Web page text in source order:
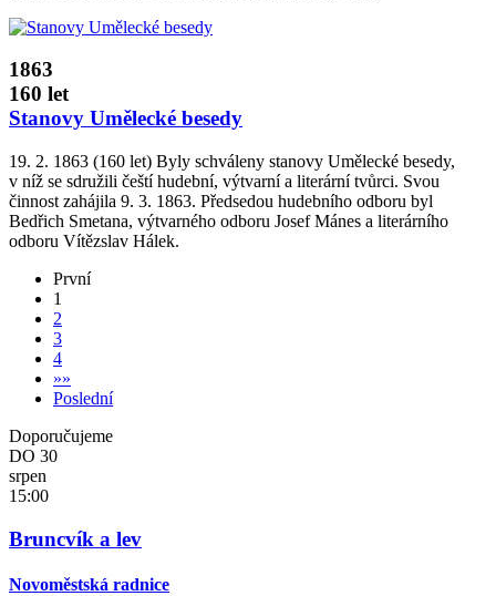
1863
160 let
Stanovy Umělecké besedy
19. 2. 1863 (160 let) Byly schváleny stanovy Umělecké besedy,
v níž se sdružili čeští hudební, výtvarní a literární tvůrci. Svou
činnost zahájila 9. 3. 1863. Předsedou hudebního odboru byl
Bedřich Smetana, výtvarného odboru Josef Mánes a literárního
odboru Vítězslav Hálek.
První
1
2
3
4
»»
Poslední
Doporučujeme
DO 30
srpen
15:00
Bruncvík a lev
Novoměstská radnice